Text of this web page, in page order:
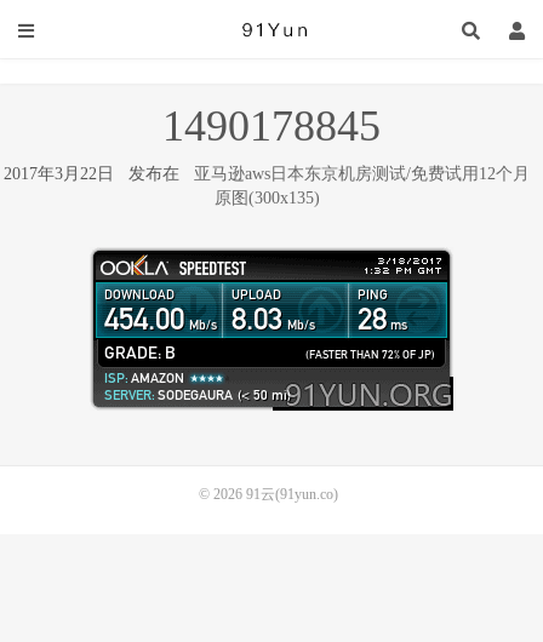
1490178845
2017年3月22日 发布在 亚马逊aws日本东京机房测试/免费试用12个月
原图(300x135)
© 2026 91云(91yun.co)